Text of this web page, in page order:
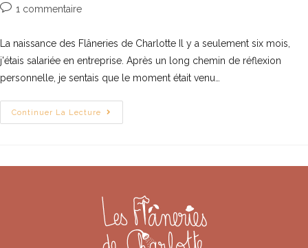
1 commentaire
La naissance des Flâneries de Charlotte Il y a seulement six mois,
j'étais salariée en entreprise. Après un long chemin de réflexion
personnelle, je sentais que le moment était venu…
Continuer La Lecture